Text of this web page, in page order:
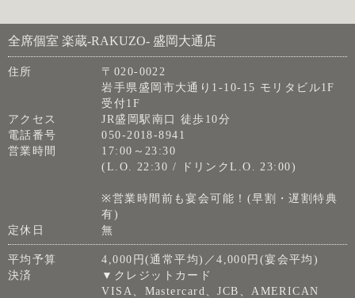
全席個室 楽蔵‐RAKUZO‐ 盛岡大通店
住所
〒020-0022
岩手県盛岡市大通り1-10-15 モリタビル1F
受付1F
アクセス
JR盛岡駅南口 徒歩10分
電話番号
050-2018-8941
営業時間
17:00～23:30
(L.O. 22:30 / ドリンクL.O. 23:00)
※営業時間前も宴会可能！(早割・遅割特典
有)
定休日
無
平均予算
4,000円(通常平均)／4,000円(宴会平均)
決済
▼クレジットカード
VISA、Mastercard、JCB、AMERICAN